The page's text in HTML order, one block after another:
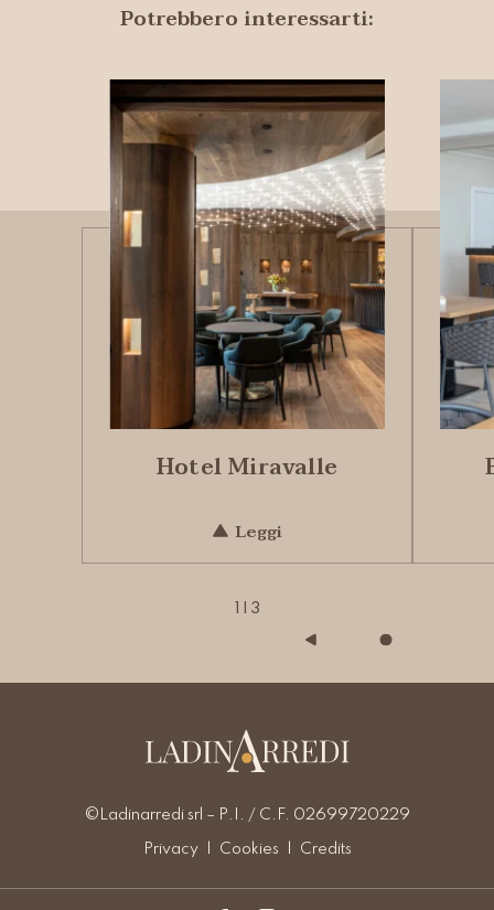
Potrebbero interessarti:
Hotel Miravalle
Leggi
3
©Ladinarredi srl – P.I. / C.F. 02699720229
Privacy Cookies Credits